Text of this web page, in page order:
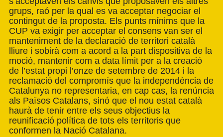
grups, raó per la qual es va acceptar negociar el
contingut de la proposta. Els punts mínims que la
CUP va exigir per acceptar el consens van ser el
manteniment de la declaració de territori català
lliure i sobirà com a acord a la part dispositiva de la
moció, mantenir com a data límit per a la creació
de l’estat propi l’onze de setembre de 2014 i la
reclamació del compromís que la independència de
Catalunya no representaria, en cap cas, la renúncia
als Països Catalans, sinó que el nou estat català
haurà de tenir entre els seus objectius la
reunificació política de tots els territoris que
conformen la Nació Catalana.